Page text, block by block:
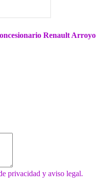
Renault Arroyo
privacidad y aviso legal.